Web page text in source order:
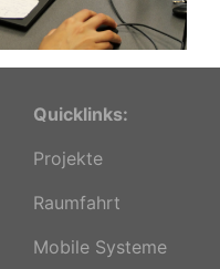
Quicklinks:
Projekte
Raumfahrt
Mobile Systeme